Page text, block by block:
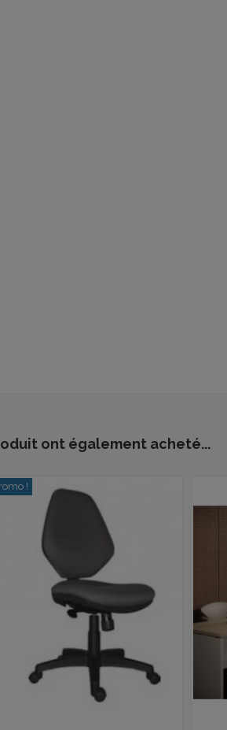
ont également acheté...
!